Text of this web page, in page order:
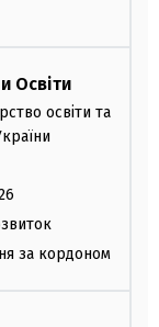
Освіти
освіти та
за кордоном